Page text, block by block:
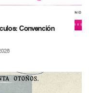
Convención